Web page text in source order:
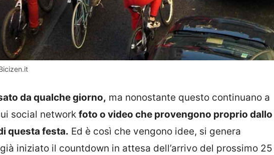
da qualche giorno, ma nonostante questo continuano a
social network foto o video che provengono proprio dallo
questa festa. Ed è così che vengono idee, si genera
iniziato il countdown in attesa dell’arrivo del prossimo 25